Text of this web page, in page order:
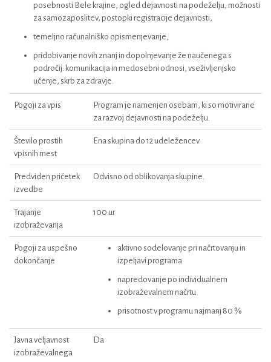
posebnosti Bele krajine, ogled dejavnosti na podeželju, možnosti
za samozaposlitev, postopki registracije dejavnosti,
temeljno računalniško opismenjevanje,
pridobivanje novih znanj in dopolnjevanje že naučenega s
področij: komunikacija in medosebni odnosi, vseživljenjsko
učenje, skrb za zdravje.
Pogoji za vpis
Program je namenjen osebam, ki so motivirane
za razvoj dejavnosti na podeželju.
Število prostih
vpisnih mest
Ena skupina do 12 udeležencev.
Predviden pričetek
izvedbe
Odvisno od oblikovanja skupine.
Trajanje
izobraževanja
100 ur
Pogoji za uspešno
dokončanje
aktivno sodelovanje pri načrtovanju in
izpeljavi programa
napredovanje po individualnem
izobraževalnem načrtu
prisotnost v programu najmanj 80 %
Javna veljavnost
izobraževalnega
Da